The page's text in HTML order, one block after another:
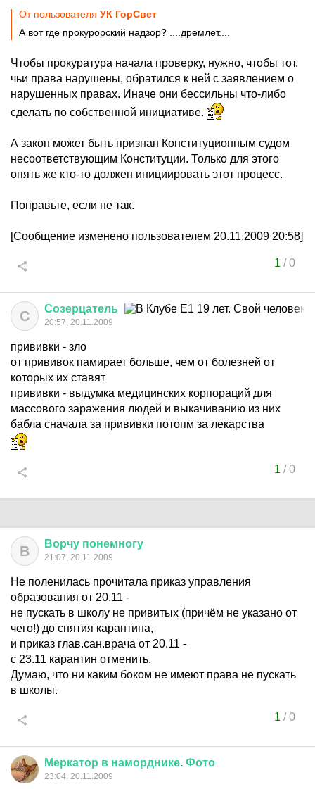
От пользователя УК ГорСвет
А вот где прокурорский надзор? ....дремлет....
Чтобы прокуратура начала проверку, нужно, чтобы тот,
чьи права нарушены, обратился к ней с заявлением о
нарушенных правах. Иначе они бессильны что-либо
сделать по собственной инициативе.
А закон может быть признан Конституционным судом
несоответствующим Конституции. Только для этого
опять же кто-то должен инициировать этот процесс.
Поправьте, если не так.
[Сообщение изменено пользователем 20.11.2009 20:58]
1 /0
С Созерцатель
20:57, 20.11.2009
прививки - зло
от прививок памирает больше, чем от болезней от
которых их ставят
прививки - выдумка медицинских корпораций для
массового заражения людей и выкачиванию из них
бабла сначала за прививки потопм за лекарства
1 /0
В Ворчу понемногу
21:07, 20.11.2009
Не поленилась прочитала приказ управления
образования от 20.11 -
не пускать в школу не привитых (причём не указано от
чего!) до снятия карантина,
и приказ глав.сан.врача от 20.11 -
с 23.11 карантин отменить.
Думаю, что ни каким боком не имеют права не пускать
в школы.
1 /0
Меркатор в наморднике. Фото
23:04, 20.11.2009